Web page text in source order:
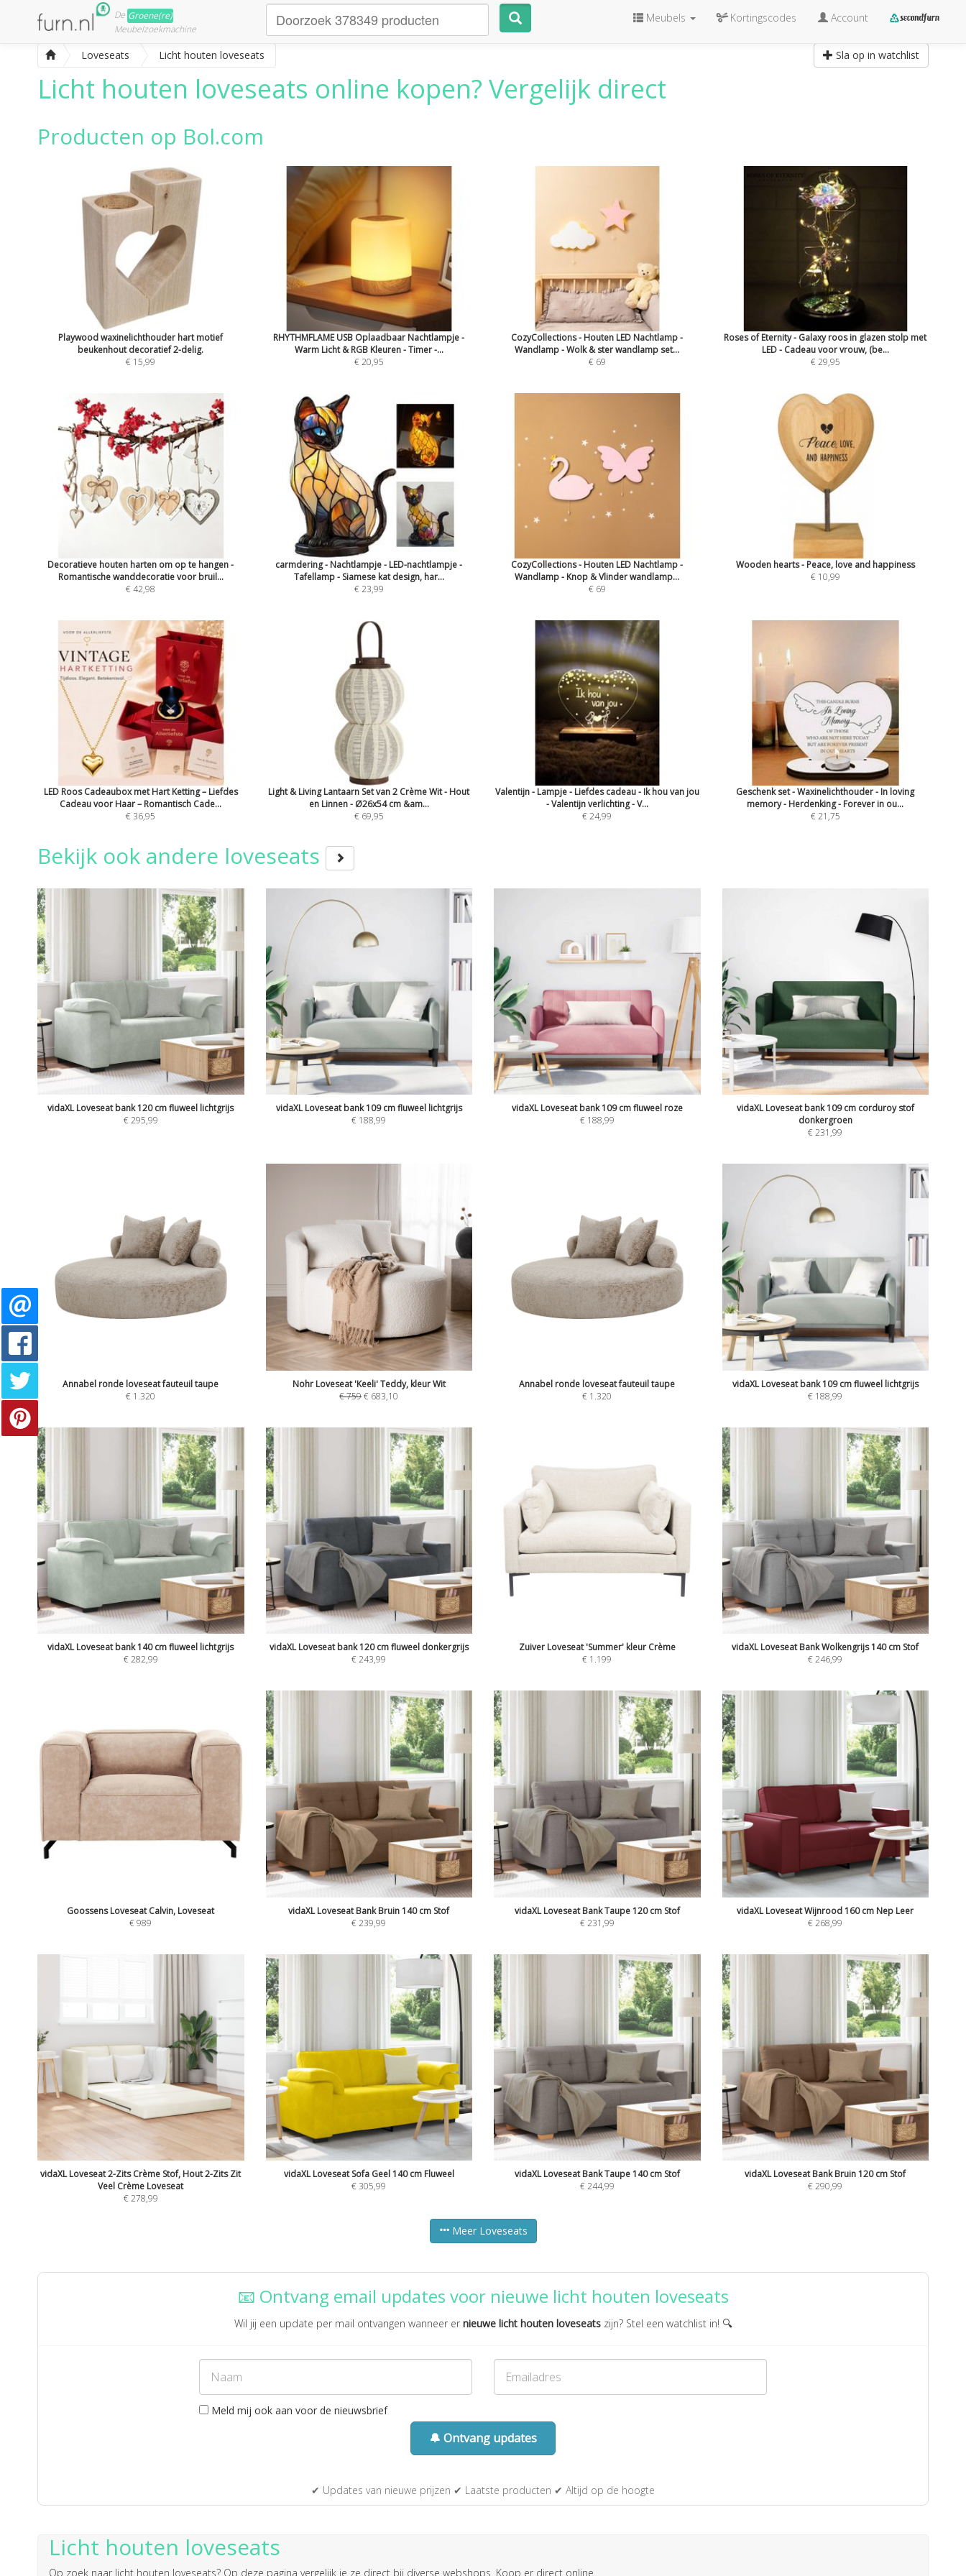
De Groene(re)
Meubelzoekmachine
Meubels Kortingscodes Account
Loveseats Licht houten loveseats Sla op in watchlist
Licht houten loveseats online kopen? Vergelijk direct
Producten op Bol.com
Playwood waxinelichthouder hart motief
beukenhout decoratief 2-delig.
€ 15,99
RHYTHMFLAME USB Oplaadbaar Nachtlampje -
Warm Licht & RGB Kleuren - Timer -...
€ 20,95
CozyCollections - Houten LED Nachtlamp -
Wandlamp - Wolk & ster wandlamp set...
€ 69
Roses of Eternity - Galaxy roos in glazen stolp met
LED - Cadeau voor vrouw, (be...
€ 29,95
Decoratieve houten harten om op te hangen -
Romantische wanddecoratie voor bruil...
€ 42,98
carmdering - Nachtlampje - LED-nachtlampje -
Tafellamp - Siamese kat design, har...
€ 23,99
CozyCollections - Houten LED Nachtlamp -
Wandlamp - Knop & Vlinder wandlamp...
€ 69
Wooden hearts - Peace, love and happiness
€ 10,99
LED Roos Cadeaubox met Hart Ketting – Liefdes
Cadeau voor Haar – Romantisch Cade...
€ 36,95
Light & Living Lantaarn Set van 2 Crème Wit - Hout
en Linnen - Ø26x54 cm &am...
€ 69,95
Valentijn - Lampje - Liefdes cadeau - Ik hou van jou
- Valentijn verlichting - V...
€ 24,99
Geschenk set - Waxinelichthouder - In loving
memory - Herdenking - Forever in ou...
€ 21,75
Bekijk ook andere loveseats
vidaXL Loveseat bank 120 cm fluweel lichtgrijs
€295,99
vidaXL Loveseat bank 109 cm fluweel lichtgrijs
€ 188,99
vidaXL Loveseat bank 109 cm fluweel roze
€ 188,99
vidaXL Loveseat bank 109 cm corduroy stof
donkergroen
€231,99
Annabel ronde loveseat fauteuil taupe
€ 1.320
Nohr Loveseat 'Keeli' Teddy, kleur Wit
€759€ 683,10
Annabel ronde loveseat fauteuil taupe
€ 1.320
vidaXL Loveseat bank 109 cm fluweel lichtgrijs
€ 188,99
vidaXL Loveseat bank 140 cm fluweel lichtgrijs
€282,99
vidaXL Loveseat bank 120 cm fluweel donkergrijs
€243,99
Zuiver Loveseat 'Summer' kleur Crème
€ 1.199
vidaXL Loveseat Bank Wolkengrijs 140 cm Stof
€246,99
Goossens Loveseat Calvin, Loveseat
€989
vidaXL Loveseat Bank Bruin 140 cm Stof
€239,99
vidaXL Loveseat Bank Taupe 120 cm Stof
€231,99
vidaXL Loveseat Wijnrood 160 cm Nep Leer
€268,99
vidaXL Loveseat 2-Zits Crème Stof, Hout 2-Zits Zit
Veel Crème Loveseat
€278,99
vidaXL Loveseat Sofa Geel 140 cm Fluweel
€305,99
vidaXL Loveseat Bank Taupe 140 cm Stof
€244,99
vidaXL Loveseat Bank Bruin 120 cm Stof
€290,99
Meer Loveseats
📧 Ontvang email updates voor nieuwe licht houten loveseats
Wil jij een update per mail ontvangen wanneer er nieuwe licht houten loveseatszijn? Stel een watchlist in! 🔍
Meld mij ook aan voor de nieuwsbrief
🔔 Ontvang updates
✔ Updates van nieuwe prijzen ✔ Laatste producten ✔ Altijd op de hoogte
Licht houten loveseats
Op zoek naar licht houten loveseats? Op deze pagina vergelijk je ze direct bij diverse webshops. Koop er direct online.